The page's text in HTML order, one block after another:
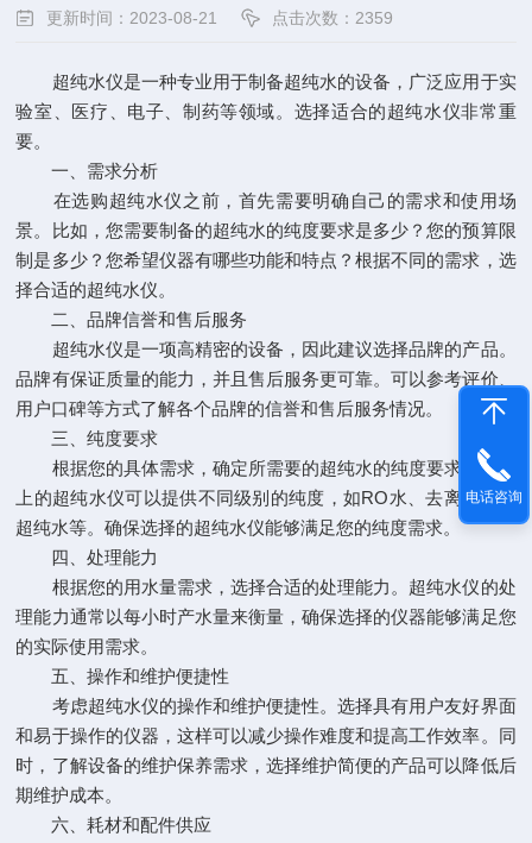
更新时间：2023-08-21 点击次数：2359
超纯水仪是一种专业用于制备超纯水的设备，广泛应用于实
验室、医疗、电子、制药等领域。选择适合的超纯水仪非常重
要。
一、需求分析
在选购超纯水仪之前，首先需要明确自己的需求和使用场
景。比如，您需要制备的超纯水的纯度要求是多少？您的预算限
制是多少？您希望仪器有哪些功能和特点？根据不同的需求，选
择合适的超纯水仪。
二、品牌信誉和售后服务
超纯水仪是一项高精密的设备，因此建议选择品牌的产品。
品牌有保证质量的能力，并且售后服务更可靠。可以参考评价、
用户口碑等方式了解各个品牌的信誉和售后服务情况。
三、纯度要求
根据您的具体需求，确定所需要的超纯水的纯度要求。市场
上的超纯水仪可以提供不同级别的纯度，如RO水、去离子水、
超纯水等。确保选择的超纯水仪能够满足您的纯度需求。
四、处理能力
根据您的用水量需求，选择合适的处理能力。超纯水仪的处
理能力通常以每小时产水量来衡量，确保选择的仪器能够满足您
的实际使用需求。
五、操作和维护便捷性
考虑超纯水仪的操作和维护便捷性。选择具有用户友好界面
和易于操作的仪器，这样可以减少操作难度和提高工作效率。同
时，了解设备的维护保养需求，选择维护简便的产品可以降低后
期维护成本。
六、耗材和配件供应
电话咨询